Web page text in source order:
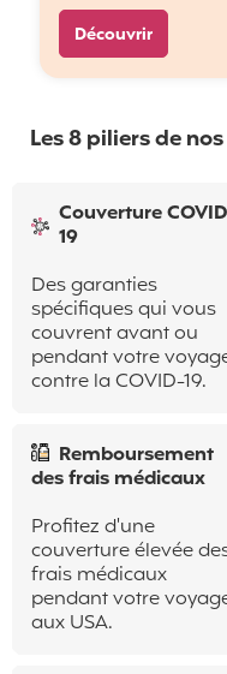
Découvrir
Les 8 piliers de
Couverture
19
Des garanties
spécifiques qui vous
couvrent avant ou
pendant votre
contre la COVID-19.
Remboursement
des frais médicaux
Profitez d'une
couverture élevée
frais médicaux
pendant votre
aux USA.